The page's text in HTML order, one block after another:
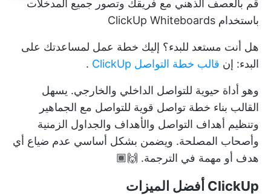
قم بالعصف الذهني مع فريقك وتصور جميع المدخلات
باستخدام ClickUp Whiteboards
هل أنت مستعد للبدء؟ إليك خطة عمل لمساعدتك على
البدء: إن قالب خطة التواصل ClickUp .
وهو أداة حيوية للتواصل الداخلي والخارجي. يسهل
القالب بناء خطة تواصل قوية للتواصل مع الجماهير
وتنظيم أهداف التواصل والأهداف والجداول الزمنية
وأصحاب المصلحة. ويضمن بشكل أساسي عدم ضياع أي
هدف أو مهمة في الترجمة. 🙌🏾
ClickUp أفضل الميزات